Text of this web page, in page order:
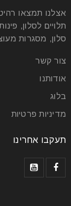
אצלנו תמצאו
תלויים לסלון,
סלון, מסגרות
צור קשר
אודותנו
בלוג
מדיניות פרטיות
תעקבו אחרינו